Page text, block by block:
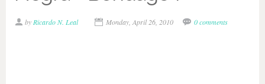
by Ricardo N. Leal Monday, April 26, 2010 0 comments